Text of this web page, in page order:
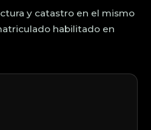
y catastro en el mismo
habilitado en